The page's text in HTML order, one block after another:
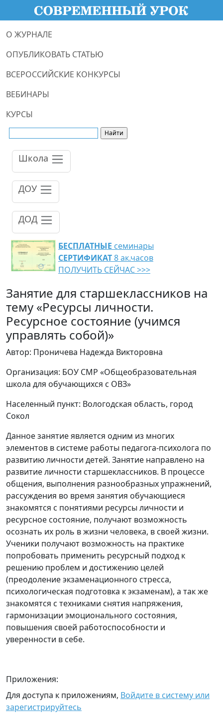
О ЖУРНАЛЕ
ОПУБЛИКОВАТЬ СТАТЬЮ
ВСЕРОССИЙСКИЕ КОНКУРСЫ
ВЕБИНАРЫ
КУРСЫ
Школа
ДОУ
ДОД
БЕСПЛАТНЫЕ семинары
СЕРТИФИКАТ8 ак.часов
ПОЛУЧИТЬ СЕЙЧАС >>>
Занятие для старшеклассников на
тему «Ресурсы личности.
Ресурсное состояние (учимся
управлять собой)»
Автор: Проничева Надежда Викторовна
Организация: БОУ СМР «Общеобразовательная
школа для обучающихся с ОВЗ»
Населенный пункт: Вологодская область, город
Сокол
Данное занятие является одним из многих
элементов в системе работы педагога-психолога по
развитию личности детей. Занятие направлено на
развитие личности старшеклассников. В процессе
общения, выполнения разнообразных упражнений,
рассуждения во время занятия обучающиеся
знакомятся с понятиями ресурсы личности и
ресурсное состояние, получают возможность
осознать их роль в жизни человека, в своей жизни.
Ученики получают возможность на практике
попробовать применить ресурсный подход к
решению проблем и достижению целей
(преодоление экзаменационного стресса,
психологическая подготовка к экзаменам), а так же
знакомятся с техниками снятия напряжения,
гармонизации эмоционального состояния,
повышения своей работоспособности и
уверенности в себе.
Приложения:
Для доступа к приложениям, Войдите в систему или
зарегистрируйтесь